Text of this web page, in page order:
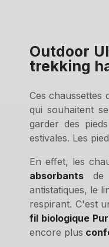
Outdoor
trekking
Ces chaussettes
qui souhaitent
garder des
estivales. Les
En effet, les
absorbants de
antistatiques, le
respirant. C'est
fil biologique
encore plus